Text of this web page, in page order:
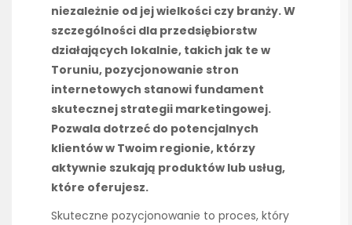
niezależnie od jej wielkości czy branży. W
szczególności dla przedsiębiorstw
działających lokalnie, takich jak te w
Toruniu, pozycjonowanie stron
internetowych stanowi fundament
skutecznej strategii marketingowej.
Pozwala dotrzeć do potencjalnych
klientów w Twoim regionie, którzy
aktywnie szukają produktów lub usług,
które oferujesz.
Skuteczne pozycjonowanie to proces, który